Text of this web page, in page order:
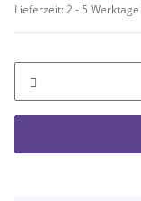
Lieferzeit:2 - 5 Werktage